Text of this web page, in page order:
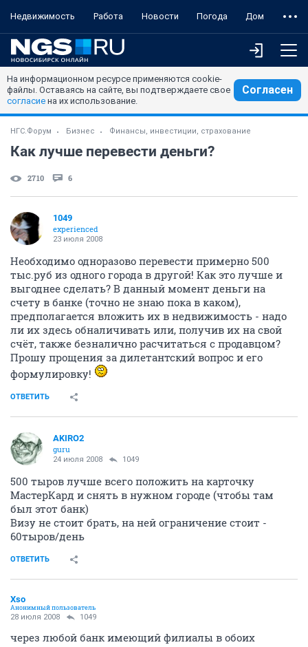
Недвижимость Работа Новости Погода Дом
На информационном ресурсе применяются cookie-
файлы. Оставаясь на сайте, вы подтверждаете свое
согласие на их использование.
Согласен
НГС.Форум Бизнес Финансы, инвестиции, страхование
Как лучше перевести деньги?
2710 6
1049
experienced
23 июля 2008
Необходимо одноразово перевести примерно 500
тыс.руб из одного города в другой! Как это лучше и
выгоднее сделать? В данный момент деньги на
счету в банке (точно не знаю пока в каком),
предполагается вложить их в недвижимость - надо
ли их здесь обналичивать или, получив их на свой
счёт, также безналично расчитаться с продавцом?
Прошу прощения за дилетантский вопрос и его
формулировку!
ОТВЕТИТЬ
AKIRO2
guru
24 июля 2008 1049
500 тыров лучше всего положить на карточку
МастерКард и снять в нужном городе (чтобы там
был этот банк)
Визу не стоит брать, на ней ограничение стоит -
60тыров/день
ОТВЕТИТЬ
Xso
Анонимный пользователь
28 июля 2008 1049
через любой банк имеющий филиалы в обоих